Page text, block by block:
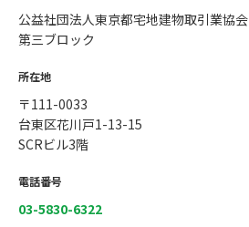
公益社団法人東京都宅地建物取引業協会
第三ブロック
所在地
〒111-0033
台東区花川戸1-13-15
SCRビル3階
電話番号
03-5830-6322